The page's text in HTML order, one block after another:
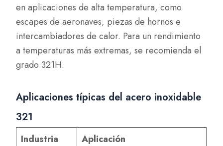
en aplicaciones de alta temperatura, como
escapes de aeronaves, piezas de hornos e
intercambiadores de calor. Para un rendimiento
a temperaturas más extremas, se recomienda el
grado 321H.
Aplicaciones típicas del acero inoxidable
321
Industria Aplicación